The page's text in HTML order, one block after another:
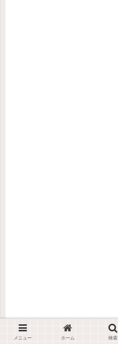
メニュー ホーム 検索